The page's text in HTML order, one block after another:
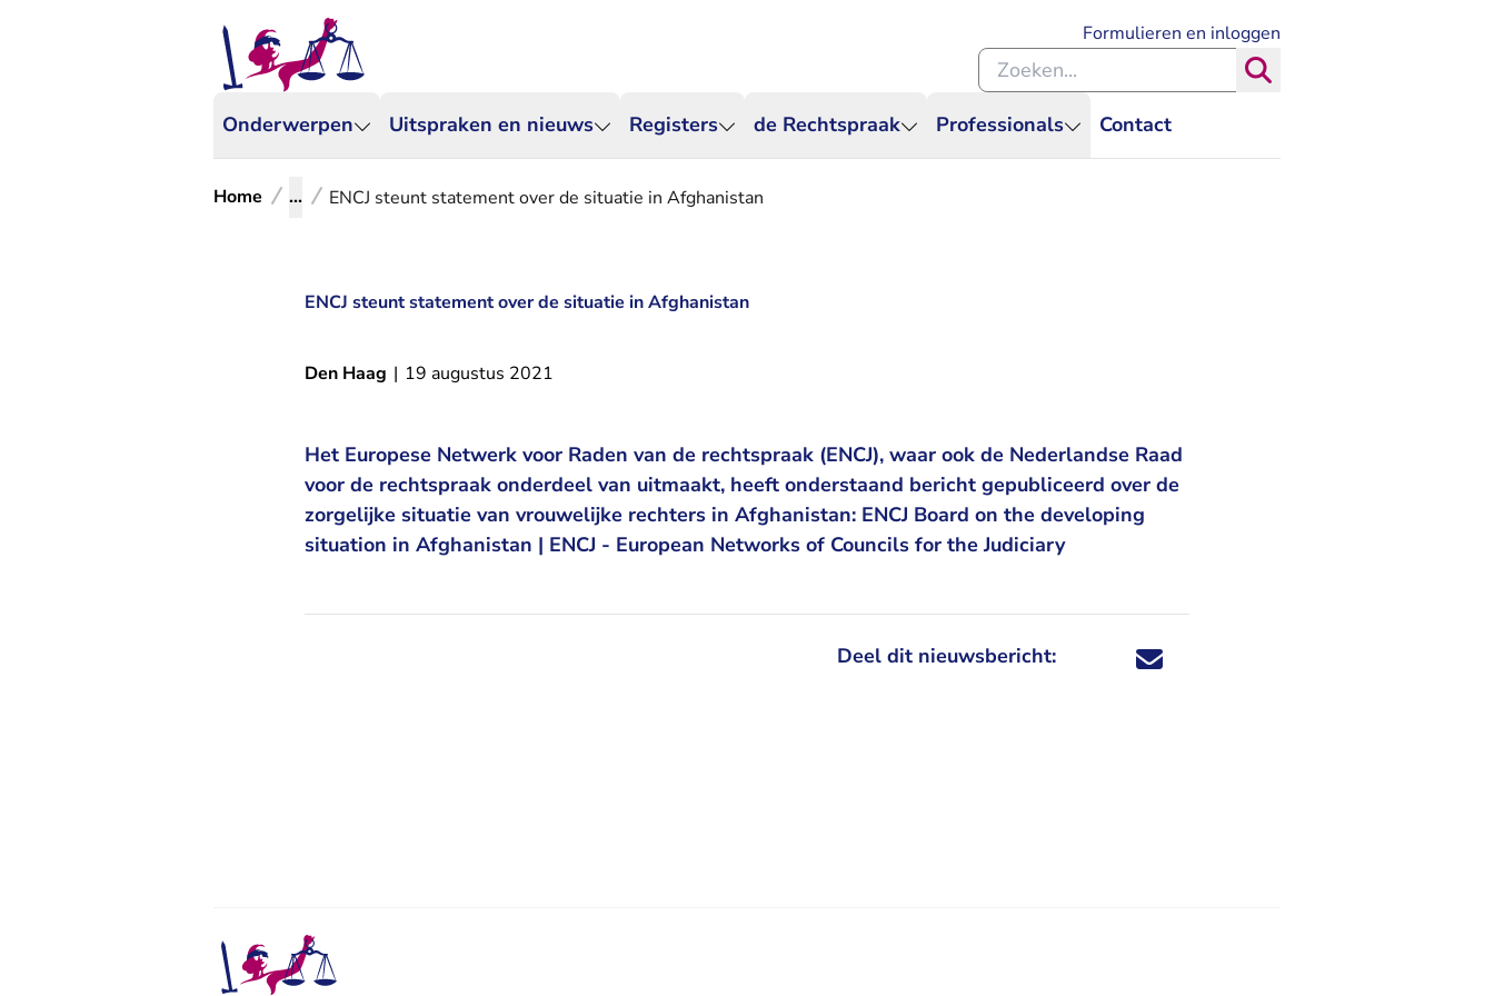
Onderwerpen Uitspraken en nieuws Registers de Rechtspraak Professionals Contact
Formulieren en inloggen
Zoeken binnen de Rechtspraak
Home ... ENCJ steunt statement over de situatie in Afghanistan
ENCJ steunt statement over de situatie in Afghanistan
Den Haag | 19 augustus 2021
Het Europese Netwerk voor Raden van de rechtspraak (ENCJ), waar ook de Nederlandse Raad
voor de rechtspraak onderdeel van uitmaakt, heeft onderstaand bericht gepubliceerd over de
zorgelijke situatie van vrouwelijke rechters in Afghanistan: ENCJ Board on the developing
situation in Afghanistan | ENCJ - European Networks of Councils for the Judiciary
Deel dit nieuwsbericht: Deel dit nieuwsbericht via X - U verlaat
Deel dit nieuwsbericht via Facebook - U
Deel dit nieuwsbericht via e-mail
Deel dit nieuwsbericht via LinkedIn - U